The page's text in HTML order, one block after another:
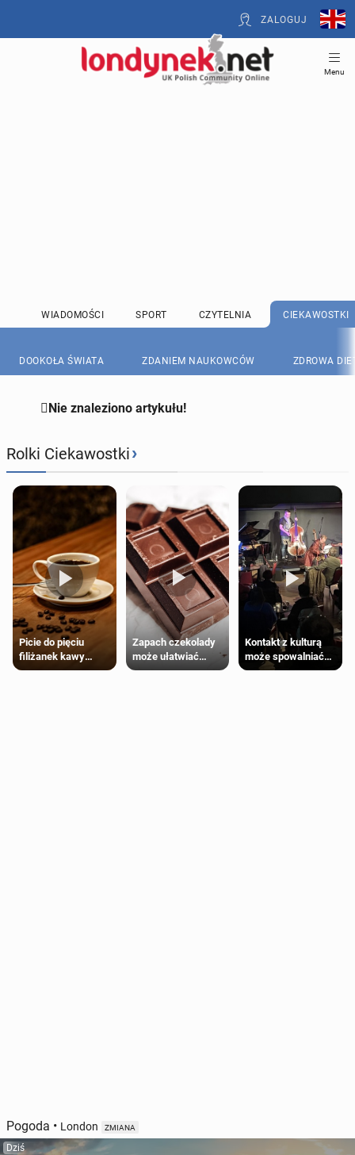
ZALOGUJ
Menu
WIADOMOŚCI SPORT CZYTELNIA CIEKAWOSTKI
DOOKOŁA ŚWIATA ZDANIEM NAUKOWCÓW ZDROWA
Nie znaleziono artykułu!
Rolki Ciekawostki›
Picie do pięciu
filiżanek kawy
dziennie jest
Zapach czekolady
może ułatwiać
trening siłowy
Kontakt z kulturą
może spowalniać
starzenie
Pogoda • London ZMIANA
Dziś